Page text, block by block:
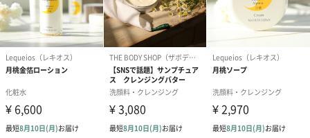
写真付きメッセージカ
写真付きメッセージカ
【誕生日】